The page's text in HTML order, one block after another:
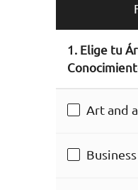
CONTACTO ES
(+34)958 050 200(gratuito
1. Elige tu
Art and
Business